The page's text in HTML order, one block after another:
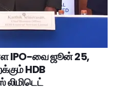
IPO-வை ஜூன் 25,
HDB